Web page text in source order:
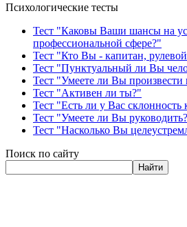
Психологические тесты
Тест "Каковы Ваши шансы на
профессиональной сфере?"
Тест "Кто Вы - капитан,
Тест "Пунктуальный ли Вы
Тест "Умеете ли Вы произвести
Тест "Активен ли ты?"
Тест "Есть ли у Вас склонность
Тест "Умеете ли Вы
Тест "Насколько Вы
Поиск по сайту
Найти